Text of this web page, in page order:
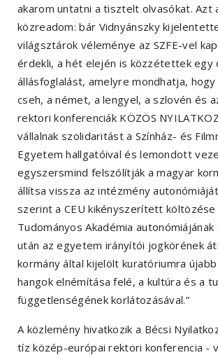
akarom untatni a tisztelt olvasókat. Azt
közreadom: bár Vidnyánszky
világsztárok véleménye az SZFE-vel
érdekli, a hét elején is közzétettek egy
állásfoglalást, amelyre mondhatja,
cseh, a német, a lengyel, a szlovén és
rektori konferenciák KÖZÖS
vállalnak szolidaritást a Színház- és
Egyetem hallgatóival és lemondott
egyszersmind felszólítják a magyar
állítsa vissza az intézmény
szerint a CEU kikényszerített
Tudományos Akadémia
után az egyetem irányítói jogkörének
kormány által kijelölt kuratóriumra
hangok elnémítása felé, a kultúra és a
függetlenségének korlátozásával.”
A közlemény hivatkozik a Bécsi
tíz közép-európai rektori konferencia -